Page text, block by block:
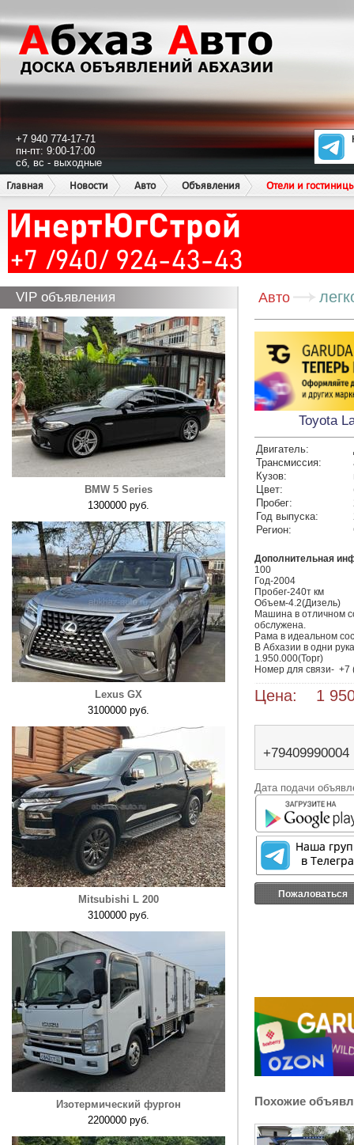
+7 940 774-17-71
пн-пт: 9:00-17:00
сб, вс - выходные
Главная
Новости Авто Объявления Отели и
VIP объявления
BMW 5 Series
1300000 руб.
Lexus GX
3100000 руб.
Mitsubishi L 200
3100000 руб.
Изотермический фургон
2200000 руб.
Авто
Toyota
Двигатель:
Трансмиссия:
Кузов:
Цвет:
Пробег:
Год выпуска:
Регион:
Дополнительная
100
Год-2004
Пробег-240т км
Объем-4.2(Дизель)
Машина в отличном
обслужена.
Рама в идеальном
В Абхазии в одни
1.950.000(Торг)
Номер для связи-
Цена: 1 950
+79409990004
Дата подачи
Пожаловаться
Похожие